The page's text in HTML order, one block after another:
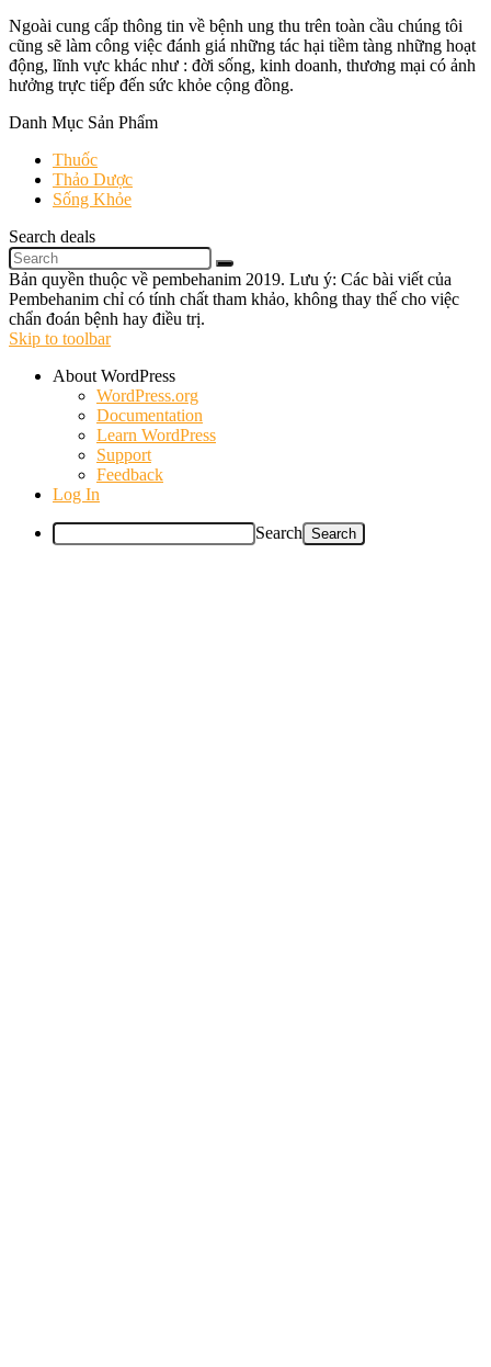
Ngoài cung cấp thông tin về bệnh ung thu trên toàn cầu chúng tôi
cũng sẽ làm công việc đánh giá những tác hại tiềm tàng những hoạt
động, lĩnh vực khác như : đời sống, kinh doanh, thương mại có ảnh
hưởng trực tiếp đến sức khỏe cộng đồng.
Danh Mục Sản Phẩm
Thuốc
Thảo Dược
Sống Khỏe
Search deals
Bản quyền thuộc về pembehanim 2019. Lưu ý: Các bài viết của
Pembehanim chỉ có tính chất tham khảo, không thay thế cho việc
chẩn đoán bệnh hay điều trị.
Skip to toolbar
About WordPress
WordPress.org
Documentation
Learn WordPress
Support
Feedback
Log In
Search